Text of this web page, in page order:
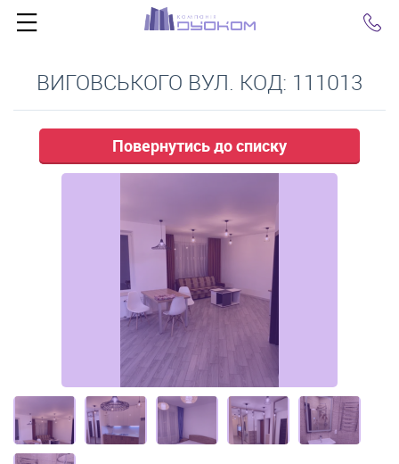
ВИГОВСЬКОГО ВУЛ. КОД: 111013
Повернутись до списку